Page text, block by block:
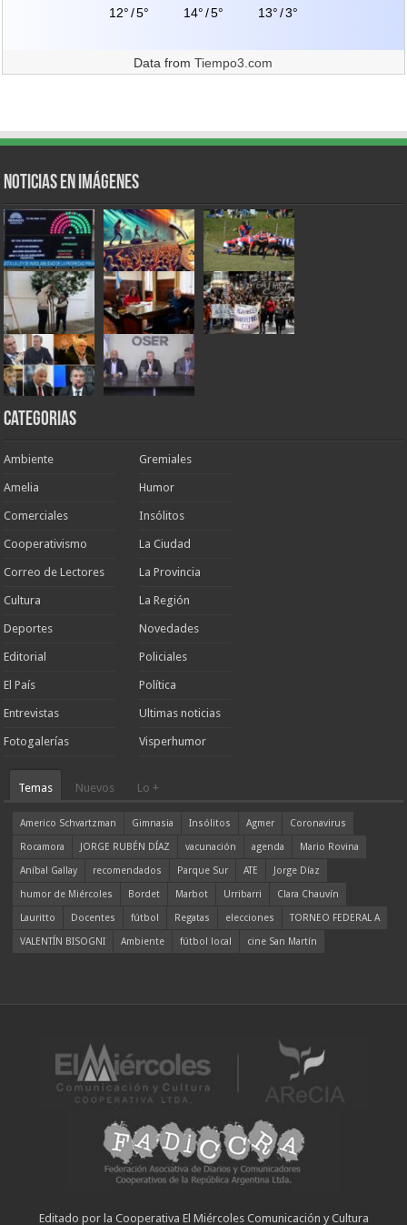
12°/5° 14°/5° 13°/3°
Data fromTiempo3.com
Noticias en Imágenes
Categorias
Ambiente
Amelia
Comerciales
Cooperativismo
Correo de Lectores
Cultura
Deportes
Editorial
El País
Entrevistas
Fotogalerías
Gremiales
Humor
Insólitos
La Ciudad
La Provincia
La Región
Novedades
Policiales
Política
Ultimas noticias
Visperhumor
Temas Nuevos Lo +
Americo Schvartzman Gimnasia Insólitos Agmer
Coronavirus
Rocamora
JORGE RUBÉN DÍAZ vacunación agenda
Mario Rovina
Aníbal Gallay
recomendados Parque Sur ATE
Jorge Díaz
humor de Miércoles
Bordet Marbot Urribarri
Clara Chauvín
Lauritto
Docentes fútbol Regatas elecciones
TORNEO FEDERAL A
VALENTÍN BISOGNI
Ambiente fútbol local cine San Martín
Editado por la Cooperativa El Miércoles Comunicación y Cultura